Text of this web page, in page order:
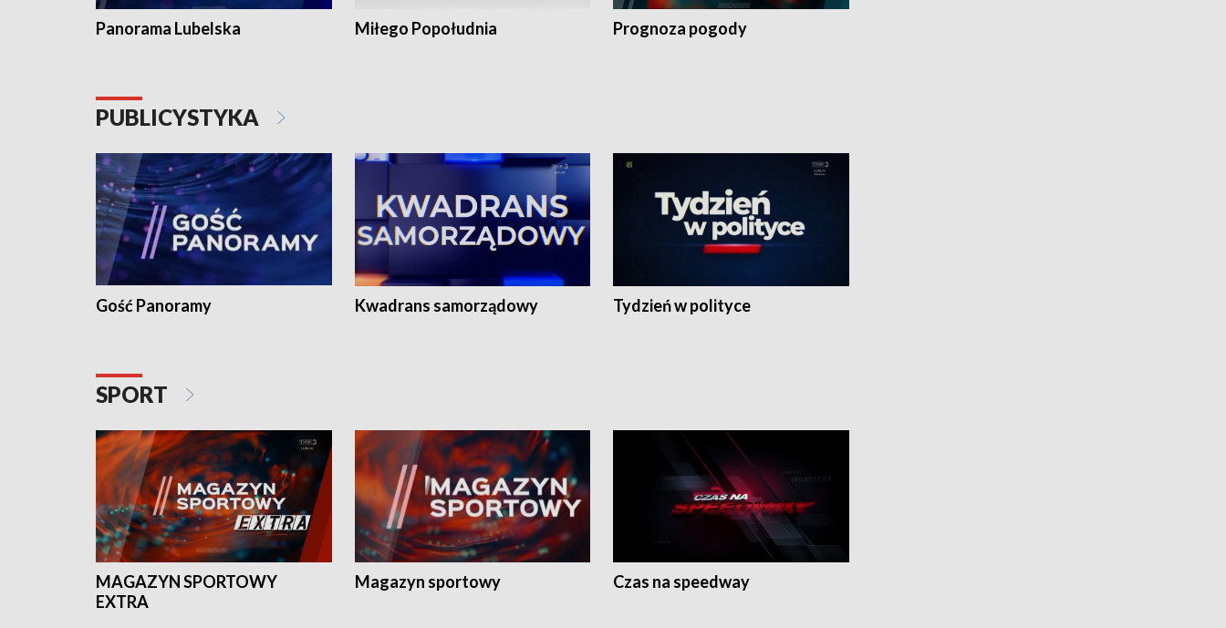
Panorama Lubelska Miłego Popołudnia Prognoza pogody
PUBLICYSTYKA
Gość Panoramy Kwadrans samorządowy Tydzień w polityce
SPORT
MAGAZYN SPORTOWY
EXTRA
Magazyn sportowy Czas na speedway